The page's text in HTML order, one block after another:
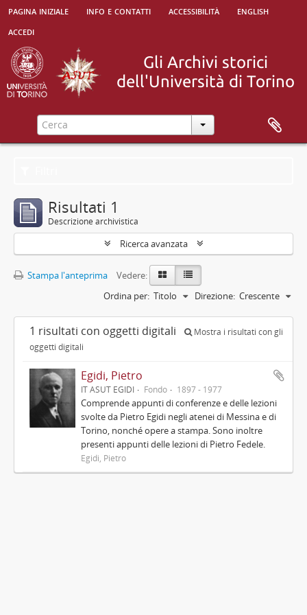
pagina iniziale info e contatti accessibilità
english
accedi
Risultati 1
Descrizione archivistica
Ricerca avanzata
Stampa l'anteprima
Vedere:
Ordina per: Titolo Direzione: Crescente
1 risultati con oggetti digitali
Mostra i risultati con gli
oggetti digitali
Egidi, Pietro
IT ASUT EGIDI Fondo 1897 - 1977
Comprende appunti di conferenze e delle lezioni
svolte da Pietro Egidi negli atenei di Messina e di
Torino, nonché opere a stampa. Sono inoltre
presenti appunti delle lezioni di Pietro Fedele.
Egidi, Pietro